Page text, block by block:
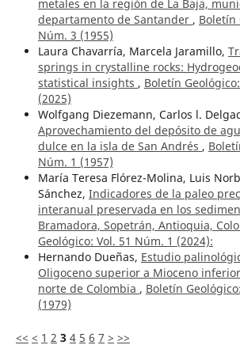
metales en la región de La Baja,
departamento de Santander , Boletín
Núm. 3 (1955)
Laura Chavarría, Marcela Jaramillo,
springs in crystalline rocks:
statistical insights , Boletín
(2025)
Wolfgang Diezemann, Carlos l.
Aprovechamiento del depósito de
dulce en la isla de San Andrés ,
Núm. 1 (1957)
María Teresa Flórez-Molina, Luis
Sánchez, Indicadores de la paleo
interanual preservada en los
Bramadora, Sopetrán, Antioquia,
Geológico: Vol. 51 Núm. 1 (2024):
Hernando Dueñas, Estudio
Oligoceno superior a Mioceno
norte de Colombia , Boletín
(1979)
<< < 1 2 3 4 5 6 7 > >>